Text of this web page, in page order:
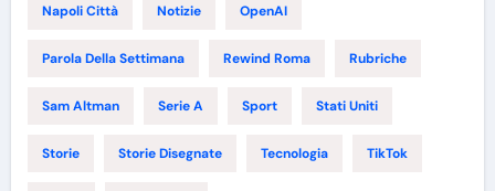
Napoli Città Notizie OpenAI
Parola Della Settimana Rewind Roma Rubriche
Sam Altman Serie A Sport Stati Uniti
Storie Storie Disegnate Tecnologia TikTok